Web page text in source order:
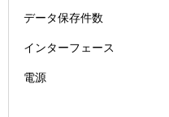
データ保存件数
インターフェース
電源